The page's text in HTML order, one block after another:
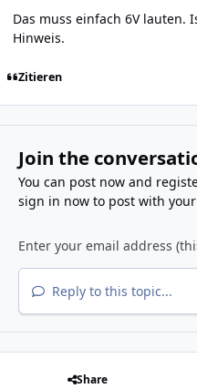
Das muss einfach 6V
Hinweis.
Zitieren
Join the
You can post now and
sign in nowto post with your
Reply to this topic...
Share